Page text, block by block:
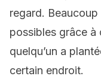
regard.
possibles grâce à
quelqu’un a
certain endroit.